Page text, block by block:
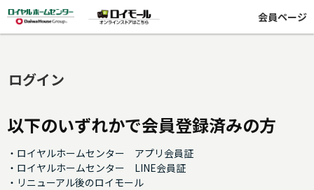
会員ページ
ログイン
以下のいずれかで会員登録済みの方
・ロイヤルホームセンター アプリ会員証
・ロイヤルホームセンター LINE会員証
・リニューアル後のロイモール